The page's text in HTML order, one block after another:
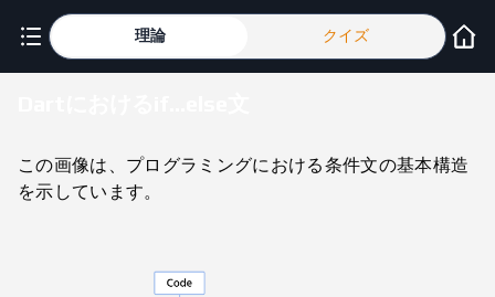
理論 クイズ
この画像は、プログラミングにおける条件文の基本構造
を示しています。